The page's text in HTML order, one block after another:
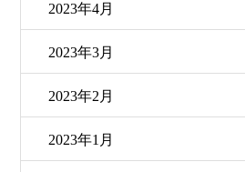
2023年4月
2023年3月
2023年2月
2023年1月